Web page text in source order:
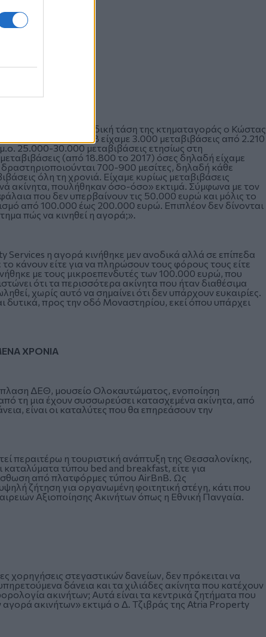
σχετικά με την ανοδική τάση της κτηματαγοράς ο Κώστας
Real Estate. Το 2018 είχαμε 3.000 μεταβιβάσεις από 2.210
25.000-30.000 μεταβιβάσεις ετησίως στη
(από 18.800 το 2017) όσες δηλαδή είχαμε
700-900 μεσίτες, δηλαδή κάθε
όλη τη χρονιά. Είχαμε κυρίως μεταβιβάσεις
ακίνητα, πουλήθηκαν όσο-όσο» εκτιμά. Σύµφωνα µε τον
που δεν υπερβαίνουν τις 50.000 ευρώ και µόλις το
από 100.000 έως 200.000 ευρώ. Επιπλέον δεν δίνονται
πώς να κινηθεί η αγορά;».
η αγορά κινήθηκε μεν ανοδικά αλλά σε επίπεδα
κάνουν είτε για να πληρώσουν τους φόρους τους είτε
με τους μικροεπενδυτές των 100.000 ευρώ, που
ότι τα περισσότερα ακίνητα που ήταν διαθέσιμα
χωρίς αυτό να σημαίνει ότι δεν υπάρχουν ευκαιρίες.
δυτικά, προς την οδό Μοναστηρίου, εκεί όπου υπάρχει
ΧΡΟΝΙΑ
ΔΕΘ, μουσείο Ολοκαυτώματος, ενοποίηση
τη μια έχουν συσσωρεύσει κατασχεμένα ακίνητα, από
είναι οι καταλύτες που θα επηρεάσουν την
περαιτέρω η τουριστική ανάπτυξη της Θεσσαλονίκης,
καταλύματα τύπου bed and breakfast, είτε για
από πλατφόρμες τύπου ΑirΒnΒ. Ως
ζήτηση για οργανωμένη φοιτητική στέγη, κάτι που
Αξιοποίησης Ακινήτων όπως η Εθνική Πανγαία.
χορηγήσεις στεγαστικών δανείων, δεν πρόκειται να
δάνεια και τα χιλιάδες ακίνητα που κατέχουν
ακινήτων; Αυτά είναι τα κεντρικά ζητήματα που
ακινήτων» εκτιμά ο Δ. Τζιβράς της Atria Property